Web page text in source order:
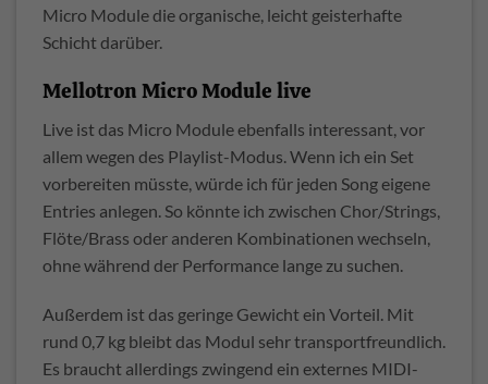
Micro Module die organische, leicht geisterhafte
Schicht darüber.
Mellotron Micro Module live
Live ist das Micro Module ebenfalls interessant, vor
allem wegen des Playlist-Modus. Wenn ich ein Set
vorbereiten müsste, würde ich für jeden Song eigene
Entries anlegen. So könnte ich zwischen Chor/Strings,
Flöte/Brass oder anderen Kombinationen wechseln,
ohne während der Performance lange zu suchen.
Außerdem ist das geringe Gewicht ein Vorteil. Mit
rund 0,7 kg bleibt das Modul sehr transportfreundlich.
Es braucht allerdings zwingend ein externes MIDI-